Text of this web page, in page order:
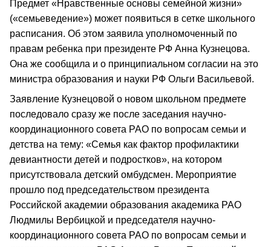
Предмет «Нравственные основы семейной жизни»
(«семьеведение») может появиться в сетке школьного
расписания. Об этом заявила уполномоченный по
правам ребенка при президенте РФ Анна Кузнецова.
Она же сообщила и о принципиальном согласии на это
министра образования и науки РФ Ольги Васильевой.
Заявление Кузнецовой о новом школьном предмете
последовало сразу же после заседания научно-
координационного совета РАО по вопросам семьи и
детства на тему: «Семья как фактор профилактики
девиантности детей и подростков», на котором
присутствовала детский омбудсмен. Мероприятие
прошло под председательством президента
Российской академии образования академика РАО
Людмилы Вербицкой и председателя научно-
координационного совета РАО по вопросам семьи и